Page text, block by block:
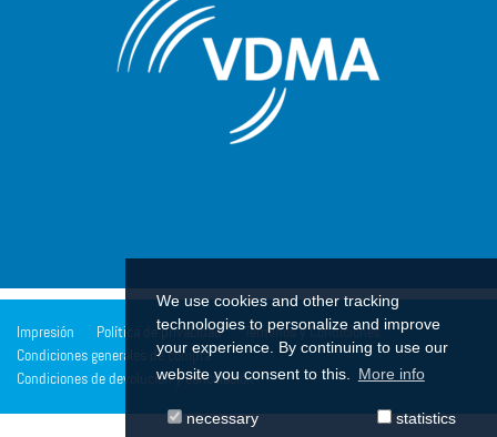
We use cookies and other tracking
technologies to personalize and improve
your experience. By continuing to use our
website you consent to this.
More info
necessary statistics
Impresión Política de privacidad
Términos y Condiciones
Condiciones generales de compra
Condiciones de devolución y cancelación